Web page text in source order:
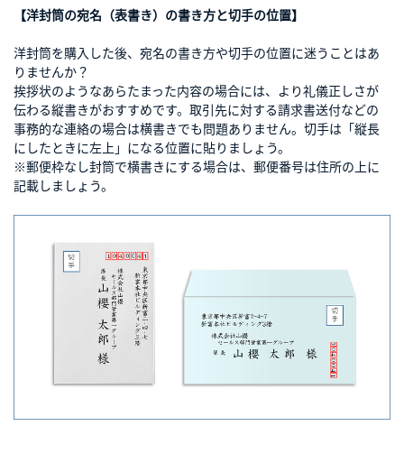
【洋封筒の宛名（表書き）の書き方と切手の位置】
洋封筒を購入した後、宛名の書き方や切手の位置に迷うことはあ
りませんか？
挨拶状のようなあらたまった内容の場合には、より礼儀正しさが
伝わる縦書きがおすすめです。取引先に対する請求書送付などの
事務的な連絡の場合は横書きでも問題ありません。切手は「縦長
にしたときに左上」になる位置に貼りましょう。
※郵便枠なし封筒で横書きにする場合は、郵便番号は住所の上に
記載しましょう。